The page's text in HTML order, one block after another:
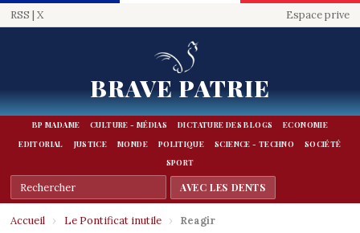
RSS | X Espace prive
BRAVE PATRIE
BP MADAME CULTURE - MÉDIAS DICTATURE DES BLOGS
ECONOMIE
EDITORIAL
JUSTICE MONDE POLITIQUE SCIENCE - TECHNO
SOCIÉTÉ
SPORT
Accueil › Le Pontificat inutile › Reagir